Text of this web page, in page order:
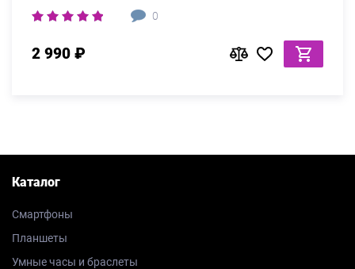
0
2 990 ₽
Каталог
Смартфоны
Планшеты
Умные часы и браслеты